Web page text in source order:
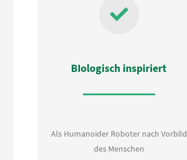
BIologisch inspiriert
Als Humanoider Roboter nach Vorbild
des Menschen